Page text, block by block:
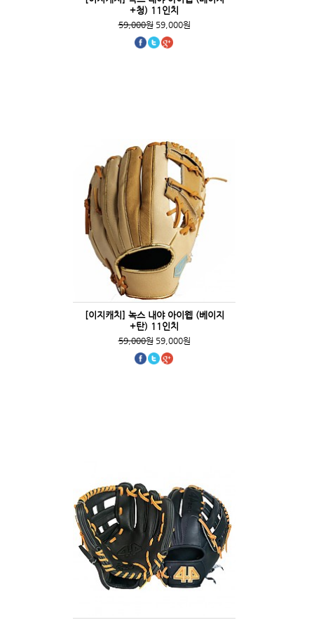
+청) 11인치
59,000원59,000원
[이지캐치] 녹스 내야 아이웹 (베이지
+탄) 11인치
59,000원59,000원